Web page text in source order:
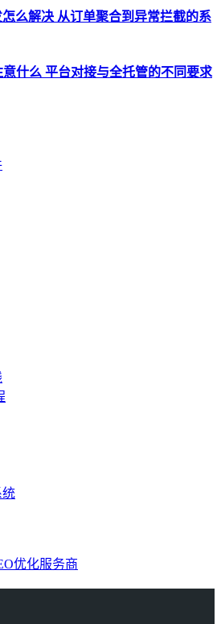
么解决 从订单聚合到异常拦截的系
什么 平台对接与全托管的不同要求
统
优化服务商